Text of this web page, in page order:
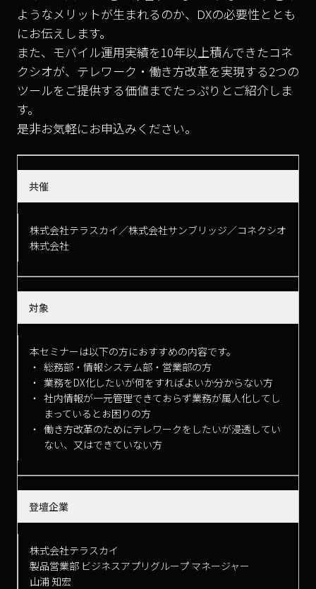
ようなメリットが生まれるのか、DXの必要性ととも
にお伝えします。
また、モバイル運用実績を10年以上積んできたコネ
クシオが、テレワーク・働き方改革を実現する2つの
ツールをご提供する価値までたっぷりとご紹介しま
す。
是非お気軽にお申込みください。
共催
株式会社テラスカイ／株式会社サンブリッジ／コネクシオ
株式会社
対象
本セミナーは以下の方におすすめの内容です。
総務部・情報システム部・営業部の方
業務をDX化したいが何をすればよいか分からない方
社内情報が一元管理できておらず業務が属人化してし
まっているとお困りの方
働き方改革のためにテレワークをしたいが浸透してい
ない、又はできていない方
登壇企業
株式会社テラスカイ
製品営業部 ビジネスアプリグループ マネージャー
山浦 知宏